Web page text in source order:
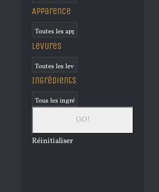
Apparence
Levures
Ingrédients
Réinitialiser